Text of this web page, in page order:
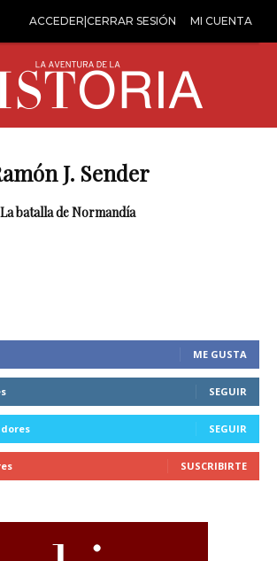
ACCEDER|CERRAR SESIÓN MI CUENTA
J. Sender
La batalla de Normandía
ME GUSTA
SEGUIR
SEGUIR
SUSCRIBIRTE